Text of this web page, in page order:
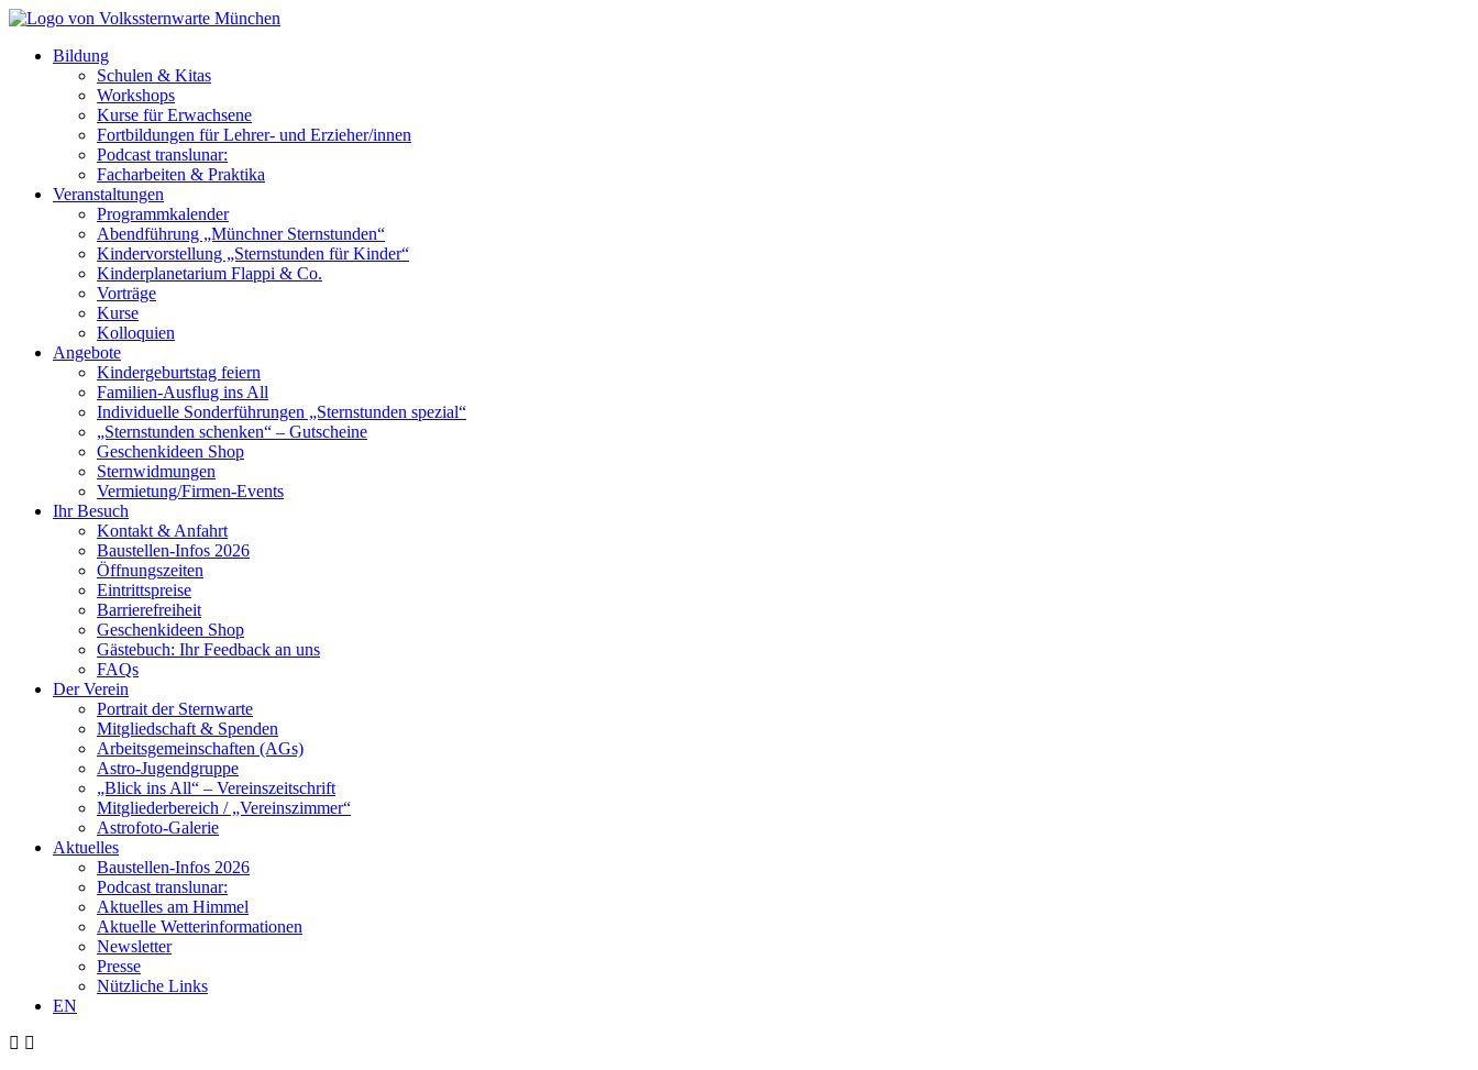
Bildung
Schulen & Kitas
Workshops
Kurse für Erwachsene
Fortbildungen für Lehrer- und Erzieher/innen
Podcast translunar:
Facharbeiten & Praktika
Veranstaltungen
Programmkalender
Abendführung „Münchner Sternstunden“
Kindervorstellung „Sternstunden für Kinder“
Kinderplanetarium Flappi & Co.
Vorträge
Kurse
Kolloquien
Angebote
Kindergeburtstag feiern
Familien-Ausflug ins All
Individuelle Sonderführungen „Sternstunden spezial“
„Sternstunden schenken“ – Gutscheine
Geschenkideen Shop
Sternwidmungen
Vermietung/Firmen-Events
Ihr Besuch
Kontakt & Anfahrt
Baustellen-Infos 2026
Öffnungszeiten
Eintrittspreise
Barrierefreiheit
Geschenkideen Shop
Gästebuch: Ihr Feedback an uns
FAQs
Der Verein
Portrait der Sternwarte
Mitgliedschaft & Spenden
Arbeitsgemeinschaften (AGs)
Astro-Jugendgruppe
„Blick ins All“ – Vereinszeitschrift
Mitgliederbereich / „Vereinszimmer“
Astrofoto-Galerie
Aktuelles
Baustellen-Infos 2026
Podcast translunar:
Aktuelles am Himmel
Aktuelle Wetterinformationen
Newsletter
Presse
Nützliche Links
EN